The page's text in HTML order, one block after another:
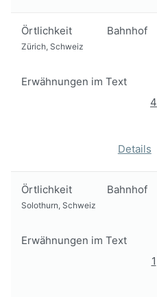
Örtlichkeit Bahnhof
Zürich, Schweiz
Erwähnungen im Text
4
Details
Örtlichkeit Bahnhof
Solothurn, Schweiz
Erwähnungen im Text
1